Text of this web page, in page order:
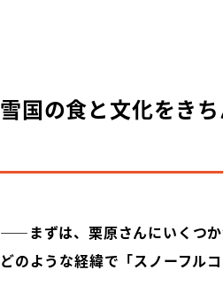
雪国の食と文化をき
――まずは、栗原さんにいくつか
どのような経緯で「スノーフル